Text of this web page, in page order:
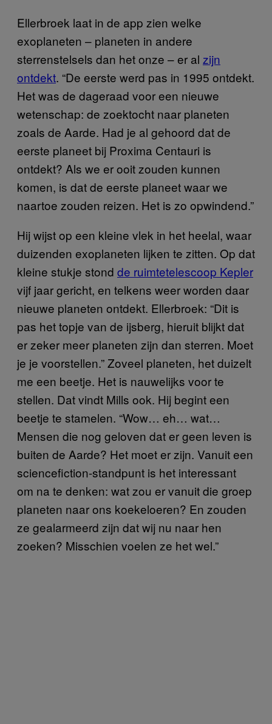
Ellerbroek laat in de app zien welke
exoplaneten – planeten in andere
sterrenstelsels dan het onze – er al zijn
ontdekt. “De eerste werd pas in 1995 ontdekt.
Het was de dageraad voor een nieuwe
wetenschap: de zoektocht naar planeten
zoals de Aarde. Had je al gehoord dat de
eerste planeet bij Proxima Centauri is
ontdekt? Als we er ooit zouden kunnen
komen, is dat de eerste planeet waar we
naartoe zouden reizen. Het is zo opwindend.”
Hij wijst op een kleine vlek in het heelal, waar
duizenden exoplaneten lijken te zitten. Op dat
kleine stukje stond de ruimtetelescoop Kepler
vijf jaar gericht, en telkens weer worden daar
nieuwe planeten ontdekt. Ellerbroek: “Dit is
pas het topje van de ijsberg, hieruit blijkt dat
er zeker meer planeten zijn dan sterren. Moet
je je voorstellen.” Zoveel planeten, het duizelt
me een beetje. Het is nauwelijks voor te
stellen. Dat vindt Mills ook. Hij begint een
beetje te stamelen. “Wow… eh… wat…
Mensen die nog geloven dat er geen leven is
buiten de Aarde? Het moet er zijn. Vanuit een
sciencefiction-standpunt is het interessant
om na te denken: wat zou er vanuit die groep
planeten naar ons koekeloeren? En zouden
ze gealarmeerd zijn dat wij nu naar hen
zoeken? Misschien voelen ze het wel.”